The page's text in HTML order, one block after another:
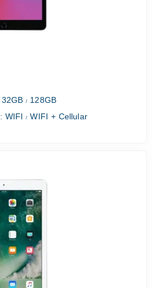
32GB/ 128GB
: WIFI/ WIFI + Cellular